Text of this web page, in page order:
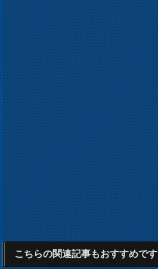
こちらの関連記事もおすすめです